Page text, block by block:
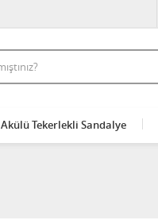
Akülü Tekerlekli Sandalye